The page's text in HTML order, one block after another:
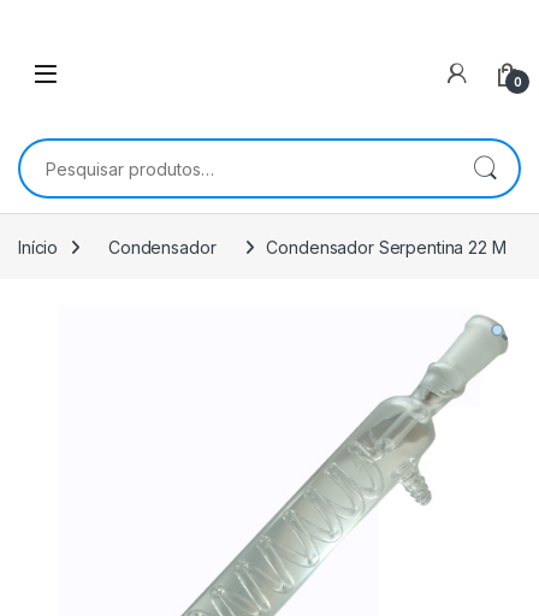
0
Pesquisar por:
Início Condensador Condensador Serpentina 22 M